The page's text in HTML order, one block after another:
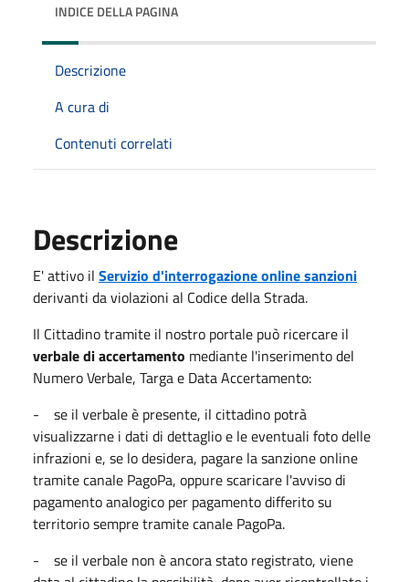
INDICE DELLA PAGINA
Descrizione
A cura di
Contenuti correlati
Descrizione
E' attivo il Servizio d'interrogazione online sanzioni
derivanti da violazioni al Codice della Strada.
Il Cittadino tramite il nostro portale può ricercare il
verbale di accertamento mediante l'inserimento del
Numero Verbale, Targa e Data Accertamento:
- se il verbale è presente, il cittadino potrà
visualizzarne i dati di dettaglio e le eventuali foto delle
infrazioni e, se lo desidera, pagare la sanzione online
tramite canale PagoPa, oppure scaricare l'avviso di
pagamento analogico per pagamento differito su
territorio sempre tramite canale PagoPa.
- se il verbale non è ancora stato registrato, viene